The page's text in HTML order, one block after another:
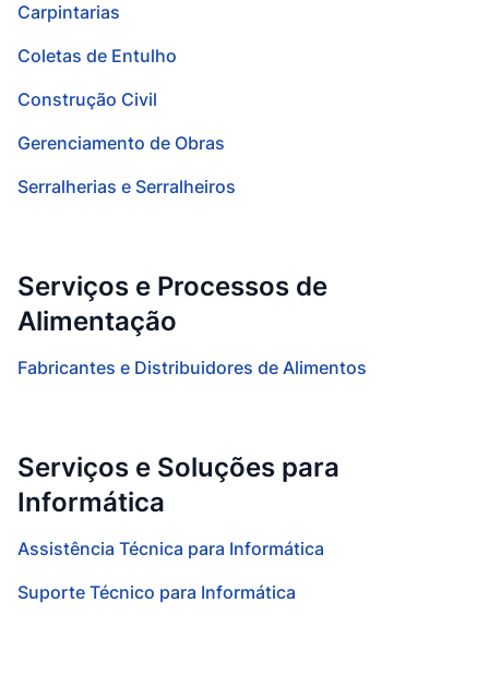
Carpintarias
Coletas de Entulho
Construção Civil
Gerenciamento de Obras
Serralherias e Serralheiros
Serviços e Processos de
Alimentação
Fabricantes e Distribuidores de Alimentos
Serviços e Soluções para
Informática
Assistência Técnica para Informática
Suporte Técnico para Informática